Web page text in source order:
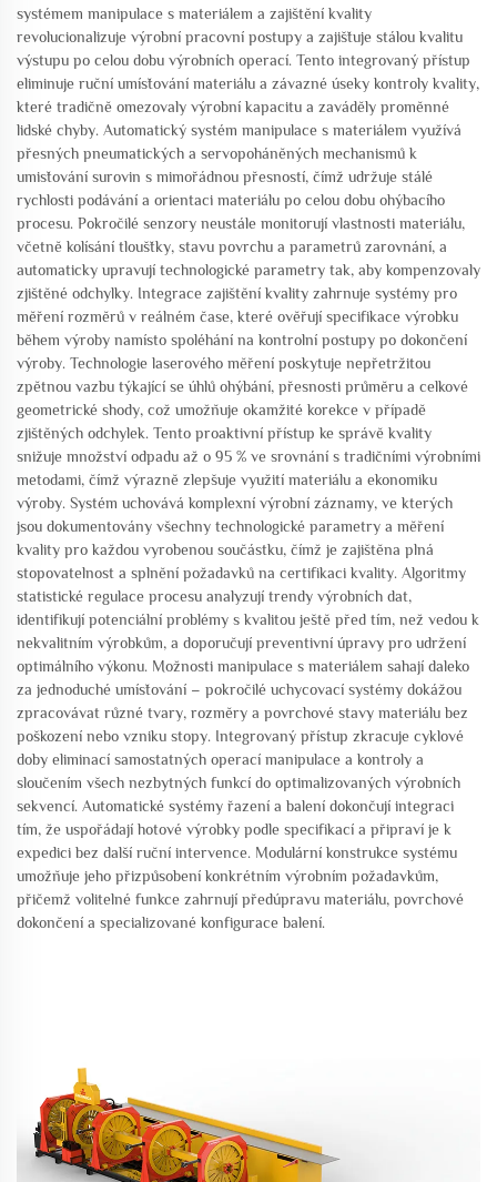
systémem manipulace s materiálem a zajištění kvality
revolucionalizuje výrobní pracovní postupy a zajišťuje stálou kvalitu
výstupu po celou dobu výrobních operací. Tento integrovaný přístup
eliminuje ruční umísťování materiálu a závazné úseky kontroly kvality,
které tradičně omezovaly výrobní kapacitu a zaváděly proměnné
lidské chyby. Automatický systém manipulace s materiálem využívá
přesných pneumatických a servopoháněných mechanismů k
umisťování surovin s mimořádnou přesností, čímž udržuje stálé
rychlosti podávání a orientaci materiálu po celou dobu ohýbacího
procesu. Pokročilé senzory neustále monitorují vlastnosti materiálu,
včetně kolísání tloušťky, stavu povrchu a parametrů zarovnání, a
automaticky upravují technologické parametry tak, aby kompenzovaly
zjištěné odchylky. Integrace zajištění kvality zahrnuje systémy pro
měření rozměrů v reálném čase, které ověřují specifikace výrobku
během výroby namísto spoléhání na kontrolní postupy po dokončení
výroby. Technologie laserového měření poskytuje nepřetržitou
zpětnou vazbu týkající se úhlů ohýbání, přesnosti průměru a celkové
geometrické shody, což umožňuje okamžité korekce v případě
zjištěných odchylek. Tento proaktivní přístup ke správě kvality
snižuje množství odpadu až o 95 % ve srovnání s tradičními výrobními
metodami, čímž výrazně zlepšuje využití materiálu a ekonomiku
výroby. Systém uchovává komplexní výrobní záznamy, ve kterých
jsou dokumentovány všechny technologické parametry a měření
kvality pro každou vyrobenou součástku, čímž je zajištěna plná
stopovatelnost a splnění požadavků na certifikaci kvality. Algoritmy
statistické regulace procesu analyzují trendy výrobních dat,
identifikují potenciální problémy s kvalitou ještě před tím, než vedou k
nekvalitním výrobkům, a doporučují preventivní úpravy pro udržení
optimálního výkonu. Možnosti manipulace s materiálem sahají daleko
za jednoduché umísťování – pokročilé uchycovací systémy dokážou
zpracovávat různé tvary, rozměry a povrchové stavy materiálu bez
poškození nebo vzniku stopy. Integrovaný přístup zkracuje cyklové
doby eliminací samostatných operací manipulace a kontroly a
sloučením všech nezbytných funkcí do optimalizovaných výrobních
sekvencí. Automatické systémy řazení a balení dokončují integraci
tím, že uspořádají hotové výrobky podle specifikací a připraví je k
expedici bez další ruční intervence. Modulární konstrukce systému
umožňuje jeho přizpůsobení konkrétním výrobním požadavkům,
přičemž volitelné funkce zahrnují předúpravu materiálu, povrchové
dokončení a specializované konfigurace balení.